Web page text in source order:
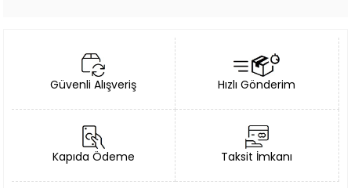
Güvenli Alışveriş Hızlı Gönderim
Kapıda Ödeme Taksit İmkanı